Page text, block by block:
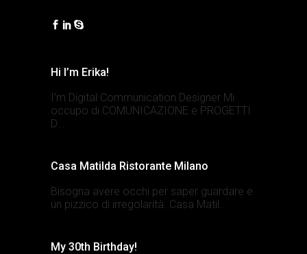
Hi I’m Erika!
I’m Digital Communication Designer Mi
occupo di COMUNICAZIONE e PROGETTI
D...
Casa Matilda Ristorante Milano
Bisogna avere occhi per saper guardare e
un pizzico di irregolarità. Casa Matil...
My 30th Birthday!